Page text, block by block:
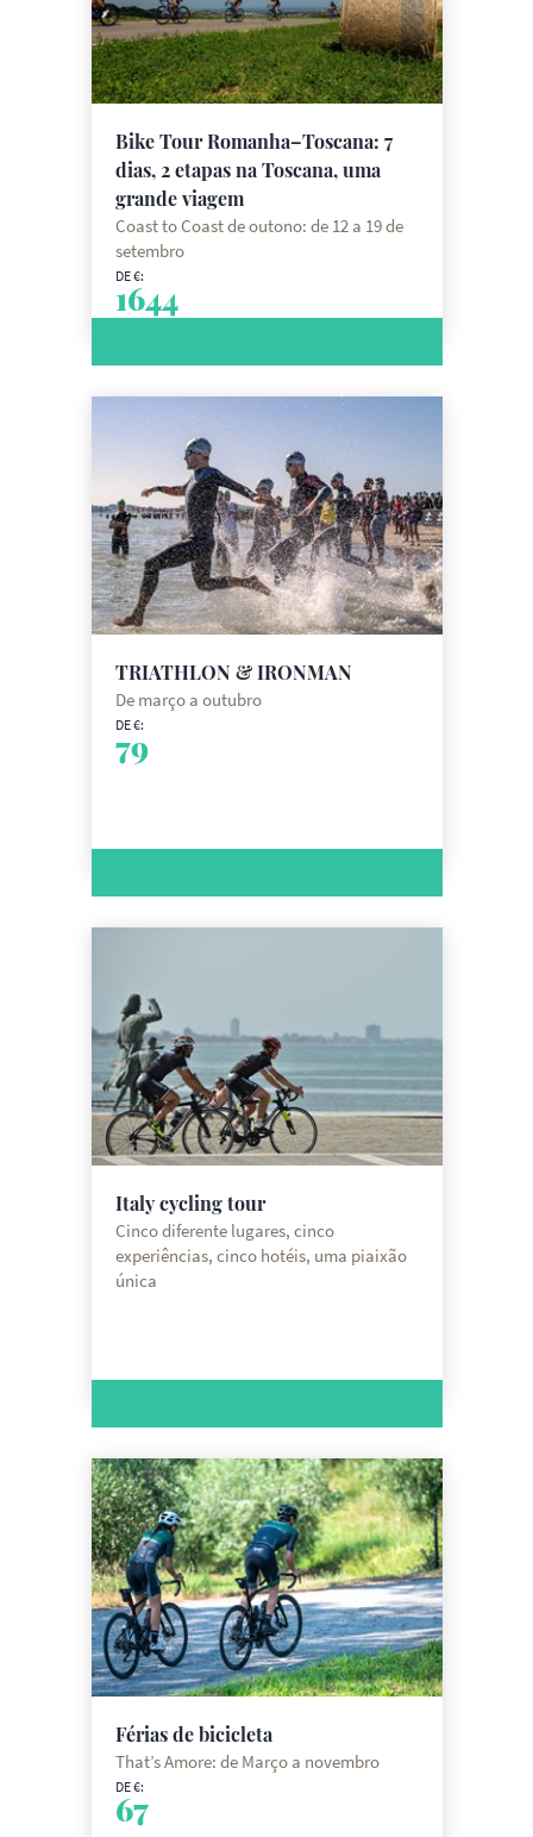
Bike Tour Romanha–Toscana: 7
dias, 2 etapas na Toscana, uma
grande viagem
Coast to Coast de outono: de 12 a 19 de
setembro
DE €:
1644
TRIATHLON & IRONMAN
De março a outubro
DE €:
79
Italy cycling tour
Cinco diferente lugares, cinco
experiências, cinco hotéis, uma piaixão
única
Férias de bicicleta
That’s Amore: de Março a novembro
DE €:
67